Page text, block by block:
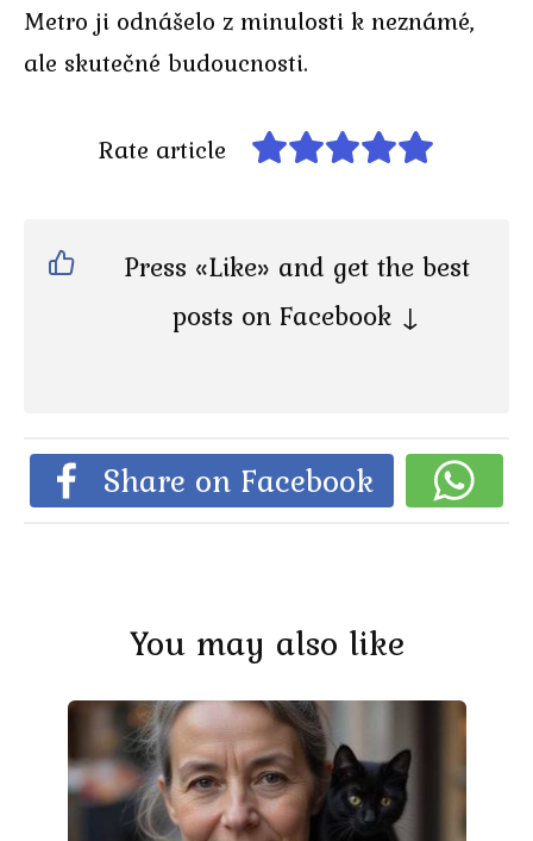
Metro ji odnášelo z minulosti k neznámé,
ale skutečné budoucnosti.
Rate article
Press «Like» and get the best
posts on Facebook ↓
Share on Facebook
You may also like